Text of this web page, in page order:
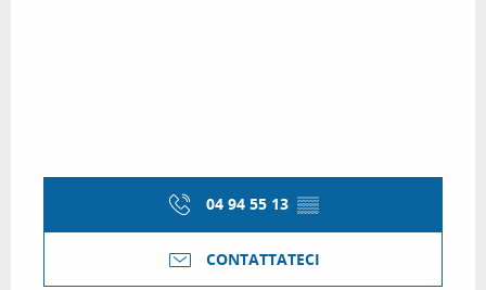
04 94 55 13 ▒▒
CONTATTATECI